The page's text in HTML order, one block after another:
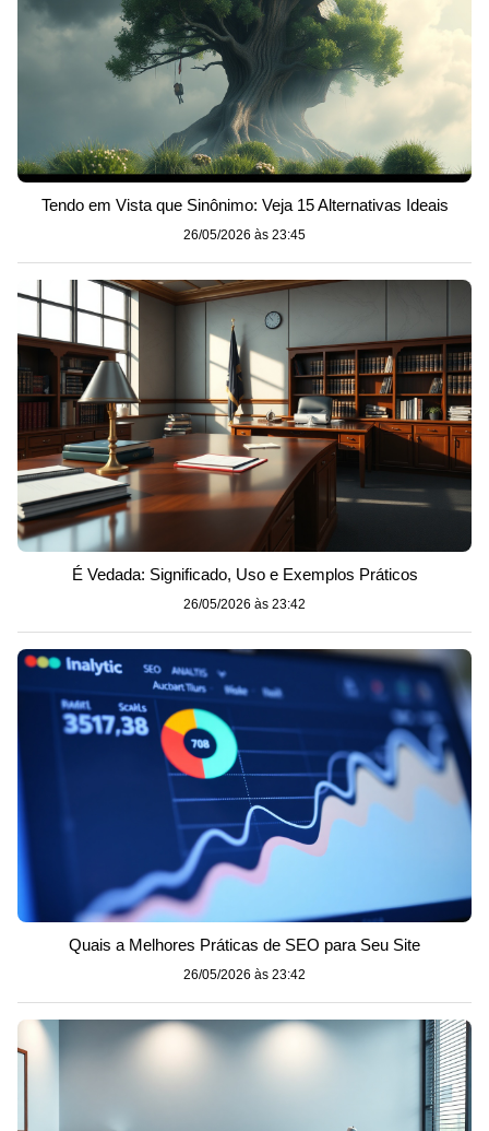
Tendo em Vista que Sinônimo: Veja 15 Alternativas Ideais
26/05/2026 às 23:45
É Vedada: Significado, Uso e Exemplos Práticos
26/05/2026 às 23:42
Quais a Melhores Práticas de SEO para Seu Site
26/05/2026 às 23:42